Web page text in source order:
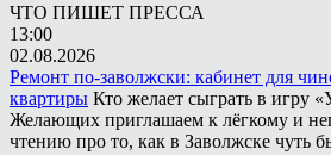
ЧТО ПИШЕТ ПРЕССА
13:00
02.08.2026
Ремонт по-заволжски: кабинет для
квартиры Кто желает сыграть в игру
Желающих приглашаем к лёгкому и
чтению про то, как в Заволжске чуть